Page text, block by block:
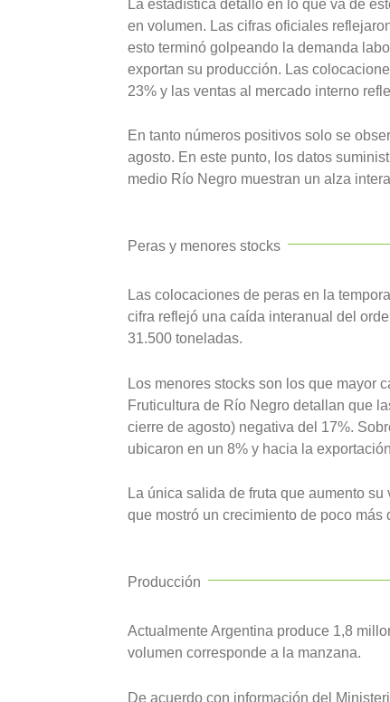
La estadística detalló en lo que va de
en volumen. Las cifras oficiales
esto terminó golpeando la demanda
exportan su producción. Las
23% y las ventas al mercado interno
En tanto números positivos solo se
agosto. En este punto, los datos
medio Río Negro muestran un alza
Peras y menores stocks
Las colocaciones de peras en la
cifra reflejó una caída interanual del
31.500 toneladas.
Los menores stocks son los que mayor
Fruticultura de Río Negro detallan que
cierre de agosto) negativa del 17%.
ubicaron en un 8% y hacia la
La única salida de fruta que aumento
que mostró un crecimiento de poco más
Producción
Actualmente Argentina produce 1,8
volumen corresponde a la manzana.
De acuerdo con información del